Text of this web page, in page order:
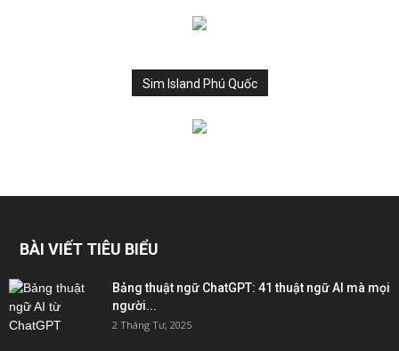
Sim Island Phú Quốc
BÀI VIẾT TIÊU BIỂU
Bảng thuật ngữ ChatGPT: 41 thuật ngữ AI mà mọi
người...
2 Tháng Tư, 2025